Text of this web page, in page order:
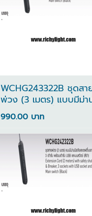
WCHG243322B ชุดสา
พ่วง (3 เมตร) แบบมีม่า
นิรภัยและเซฟตี้เบรกเกอร์
เต้ารับ พร้อมเต้ารับ USB
990.00 บาท